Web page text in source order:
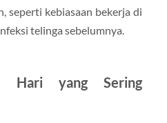
seperti kebiasaan bekerja di
telinga sebelumnya.
Hari yang Sering